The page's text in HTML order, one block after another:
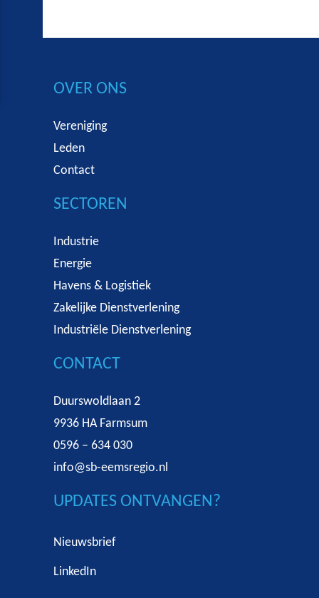
OVER ONS
Vereniging
Leden
Contact
SECTOREN
Industrie
Energie
Havens & Logistiek
Zakelijke Dienstverlening
Industriële Dienstverlening
CONTACT
Duurswoldlaan 2
9936 HA Farmsum
0596 – 634 030
info@sb-eemsregio.nl
UPDATES ONTVANGEN?
Nieuwsbrief
LinkedIn